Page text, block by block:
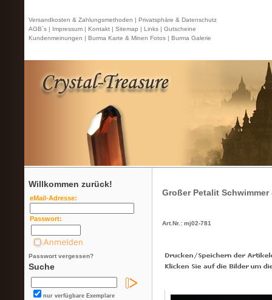
Versandkosten & Zahlungsmethoden | Privatsphäre & Datenschutz
AGB`s | Impressum | Kontakt | Sitemap | Links | Gutscheine
Kundenmeinungen | Burma Karte & Minen Fotos | Burma Galerie
Willkommen zurück!
eMail-Adresse:
Passwort:
Passwort vergessen?
Suche
nur verfügbare Exemplare
Großer Petalit
Art.Nr.: mj02-781